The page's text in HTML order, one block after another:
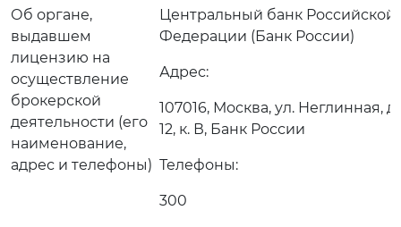
Об органе,
выдавшем
лицензию на
осуществление
брокерской
деятельности (его
наименование,
адрес и телефоны)
Центральный банк Российской
Федерации (Банк России)
Адрес:
107016, Москва, ул. Неглинная, д.
12, к. В, Банк России
Телефоны:
300